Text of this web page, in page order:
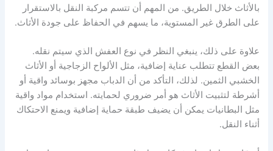
بالأثاث خلال الطريق. من المهم أن تتسم مركبة النقل بالاستقرار
على الطرق غير المستوية، ما يسهم في الحفاظ على جودة الأثاث.
علاوة على ذلك، ينبغي النظر في نوع العفش الذي سيتم نقله.
بعض القطع تتطلب عناية إضافية، مثل الألواح الزجاجية أو الأثاث
الخشبي الثمين. لذلك، التأكد من أن الدباب مجهز بوسائد واقية أو
أشرطة لتثبيت الأثاث هو أمر ضروري لحمايته. استخدام مواد واقية
مثل البطانيات يمكن أن يضيف طبقة حماية إضافية ويمنع الاحتكاك
أثناء النقل.